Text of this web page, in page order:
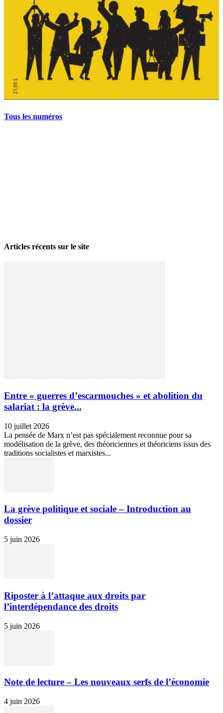
Tous les numéros
Articles récents sur le site
Entre « guerres d’escarmouches » et abolition du
salariat : la grève...
10 juillet 2026
La pensée de Marx n’est pas spécialement reconnue pour sa
modélisation de la grève, des théoriciennes et théoriciens issus des
traditions socialistes et marxistes...
La grève politique et sociale – Introduction au
dossier
5 juin 2026
Riposter à l’attaque aux droits par
l’interdépendance des droits
5 juin 2026
Note de lecture – Les nouveaux serfs de l’économie
4 juin 2026